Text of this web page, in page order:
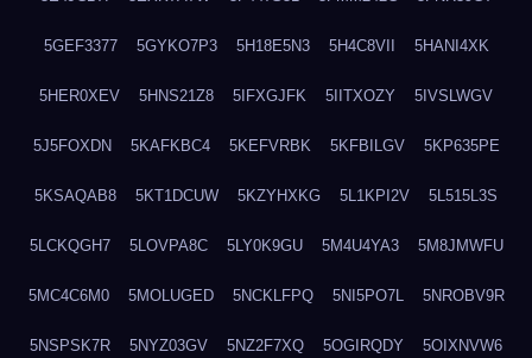
5GEF3377 5GYKO7P3 5H18E5N3 5H4C8VII 5HANI4XK
5HER0XEV 5HNS21Z8 5IFXGJFK 5IITXOZY 5IVSLWGV
5J5FOXDN 5KAFKBC4 5KEFVRBK 5KFBILGV 5KP635PE
5KSAQAB8 5KT1DCUW 5KZYHXKG 5L1KPI2V 5L515L3S
5LCKQGH7 5LOVPA8C 5LY0K9GU 5M4U4YA3 5M8JMWFU
5MC4C6M0 5MOLUGED 5NCKLFPQ 5NI5PO7L 5NROBV9R
5NSPSK7R 5NYZ03GV 5NZ2F7XQ 5OGIRQDY 5OIXNVW6